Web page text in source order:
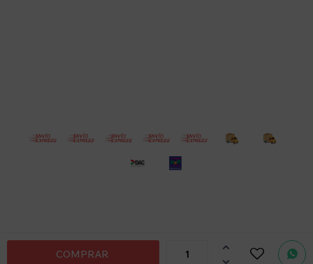
COMPRAR


consultas
no dudes